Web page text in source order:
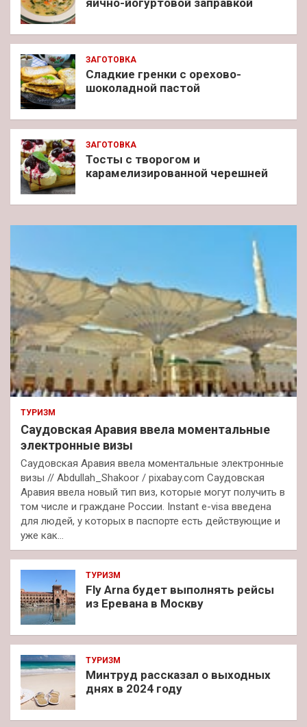
ЗАГОТОВКА
Сладкие гренки с орехово-
шоколадной пастой
ЗАГОТОВКА
Тосты с творогом и
карамелизированной черешней
ТУРИЗМ
Саудовская Аравия ввела моментальные
электронные визы
Саудовская Аравия ввела моментальные электронные
визы // Abdullah_Shakoor / pixabay.com Саудовская
Аравия ввела новый тип виз, которые могут получить в
том числе и граждане России. Instant e-visa введена
для людей, у которых в паспорте есть действующие и
уже как…
ТУРИЗМ
Fly Arna будет выполнять рейсы
из Еревана в Москву
ТУРИЗМ
Минтруд рассказал о выходных
днях в 2024 году